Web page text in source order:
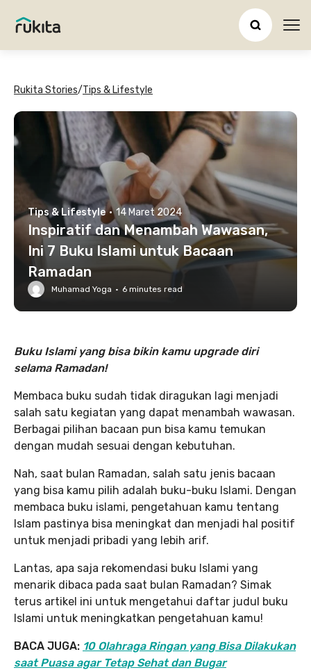
Rukita Stories/Tips & Lifestyle
Tips & Lifestyle · 14 Maret 2024
Inspiratif dan Menambah Wawasan,
Ini 7 Buku Islami untuk Bacaan
Ramadan
Muhamad Yoga · 6 minutes read
Buku Islami yang bisa bikin kamu upgrade diri
selama Ramadan!
Membaca buku sudah tidak diragukan lagi menjadi
salah satu kegiatan yang dapat menambah wawasan.
Berbagai pilihan bacaan pun bisa kamu temukan
dengan mudah sesuai dengan kebutuhan.
Nah, saat bulan Ramadan, salah satu jenis bacaan
yang bisa kamu pilih adalah buku-buku Islami. Dengan
membaca buku islami, pengetahuan kamu tentang
Islam pastinya bisa meningkat dan menjadi hal positif
untuk menjadi pribadi yang lebih arif.
Lantas, apa saja rekomendasi buku Islami yang
menarik dibaca pada saat bulan Ramadan? Simak
terus artikel ini untuk mengetahui daftar judul buku
Islami untuk meningkatkan pengetahuan kamu!
BACA JUGA: 10 Olahraga Ringan yang Bisa Dilakukan
saat Puasa agar Tetap Sehat dan Bugar